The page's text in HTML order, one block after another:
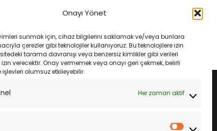
Onayı Yönet
sunmak için, cihaz bilgilerini saklamak ve/veya bunlara
çerezler gibi teknolojiler kullanıyoruz. Bu teknolojilere izin
tarama davranışı veya benzersiz kimlikler gibi verileri
verecektir. Onay vermemek veya onayı geri çekmek, belirli
işlevleri olumsuz etkileyebilir.
Her zaman aktif
4 12V 12Ah
₺4,985.00.
SLA LTZ7-S 12V 6Ah
₺3,985.00
₺3,985.00.
₺3,745.00.
SEPETE EKLE